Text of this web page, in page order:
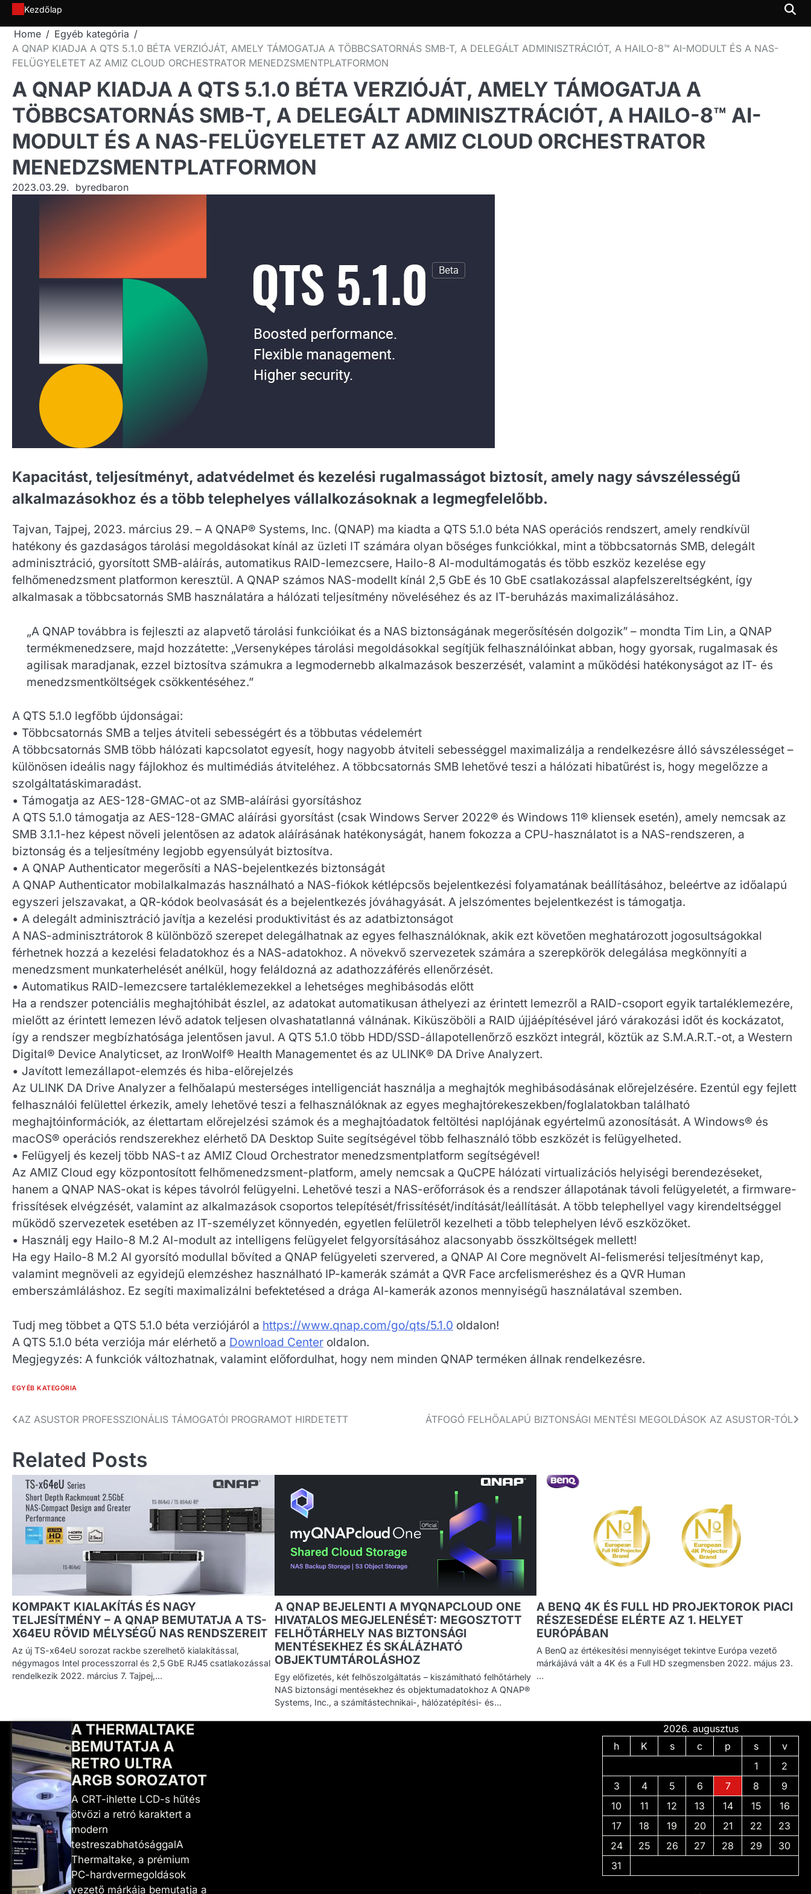
Skip
content
Kezdőlap
Home
Egyéb kategória
A QNAP KIADJA A QTS 5.1.0 BÉTA VERZIÓJÁT, AMELY TÁMOGATJA A TÖBBCSATORNÁS SMB-T, A DELEGÁLT ADMINISZTRÁCIÓT, A HAILO-8™ AI-MODULT ÉS A NAS-
FELÜGYELETET AZ AMIZ CLOUD ORCHESTRATOR MENEDZSMENTPLATFORMON
A QNAP KIADJA A QTS 5.1.0 BÉTA VERZIÓJÁT, AMELY TÁMOGATJA A
TÖBBCSATORNÁS SMB-T, A DELEGÁLT ADMINISZTRÁCIÓT, A HAILO-8™ AI-
MODULT ÉS A NAS-FELÜGYELETET AZ AMIZ CLOUD ORCHESTRATOR
MENEDZSMENTPLATFORMON
2023.03.29. byredbaron
Kapacitást, teljesítményt, adatvédelmet és kezelési rugalmasságot biztosít, amely nagy sávszélességű
alkalmazásokhoz és a több telephelyes vállalkozásoknak a legmegfelelőbb.
Tajvan, Tajpej, 2023. március 29. – A QNAP® Systems, Inc. (QNAP) ma kiadta a QTS 5.1.0 béta NAS operációs rendszert, amely rendkívül
hatékony és gazdaságos tárolási megoldásokat kínál az üzleti IT számára olyan bőséges funkciókkal, mint a többcsatornás SMB, delegált
adminisztráció, gyorsított SMB-aláírás, automatikus RAID-lemezcsere, Hailo-8 AI-modultámogatás és több eszköz kezelése egy
felhőmenedzsment platformon keresztül. A QNAP számos NAS-modellt kínál 2,5 GbE és 10 GbE csatlakozással alapfelszereltségként, így
alkalmasak a többcsatornás SMB használatára a hálózati teljesítmény növeléséhez és az IT-beruházás maximalizálásához.
„A QNAP továbbra is fejleszti az alapvető tárolási funkcióikat és a NAS biztonságának megerősítésén dolgozik” – mondta Tim Lin, a QNAP
termékmenedzsere, majd hozzátette: „Versenyképes tárolási megoldásokkal segítjük felhasználóinkat abban, hogy gyorsak, rugalmasak és
agilisak maradjanak, ezzel biztosítva számukra a legmodernebb alkalmazások beszerzését, valamint a működési hatékonyságot az IT- és
menedzsmentköltségek csökkentéséhez.”
A QTS 5.1.0 legfőbb újdonságai:
• Többcsatornás SMB a teljes átviteli sebességért és a többutas védelemért
A többcsatornás SMB több hálózati kapcsolatot egyesít, hogy nagyobb átviteli sebességgel maximalizálja a rendelkezésre álló sávszélességet –
különösen ideális nagy fájlokhoz és multimédiás átviteléhez. A többcsatornás SMB lehetővé teszi a hálózati hibatűrést is, hogy megelőzze a
szolgáltatáskimaradást.
• Támogatja az AES-128-GMAC-ot az SMB-aláírási gyorsításhoz
A QTS 5.1.0 támogatja az AES-128-GMAC aláírási gyorsítást (csak Windows Server 2022® és Windows 11® kliensek esetén), amely nemcsak az
SMB 3.1.1-hez képest növeli jelentősen az adatok aláírásának hatékonyságát, hanem fokozza a CPU-használatot is a NAS-rendszeren, a
biztonság és a teljesítmény legjobb egyensúlyát biztosítva.
• A QNAP Authenticator megerősíti a NAS-bejelentkezés biztonságát
A QNAP Authenticator mobilalkalmazás használható a NAS-fiókok kétlépcsős bejelentkezési folyamatának beállításához, beleértve az időalapú
egyszeri jelszavakat, a QR-kódok beolvasását és a bejelentkezés jóváhagyását. A jelszómentes bejelentkezést is támogatja.
• A delegált adminisztráció javítja a kezelési produktivitást és az adatbiztonságot
A NAS-adminisztrátorok 8 különböző szerepet delegálhatnak az egyes felhasználóknak, akik ezt követően meghatározott jogosultságokkal
férhetnek hozzá a kezelési feladatokhoz és a NAS-adatokhoz. A növekvő szervezetek számára a szerepkörök delegálása megkönnyíti a
menedzsment munkaterhelését anélkül, hogy feláldozná az adathozzáférés ellenőrzését.
• Automatikus RAID-lemezcsere tartaléklemezekkel a lehetséges meghibásodás előtt
Ha a rendszer potenciális meghajtóhibát észlel, az adatokat automatikusan áthelyezi az érintett lemezről a RAID-csoport egyik tartaléklemezére,
mielőtt az érintett lemezen lévő adatok teljesen olvashatatlanná válnának. Kiküszöböli a RAID újjáépítésével járó várakozási időt és kockázatot,
így a rendszer megbízhatósága jelentősen javul. A QTS 5.1.0 több HDD/SSD-állapotellenőrző eszközt integrál, köztük az S.M.A.R.T.-ot, a Western
Digital® Device Analyticset, az IronWolf® Health Managementet és az ULINK® DA Drive Analyzert.
• Javított lemezállapot-elemzés és hiba-előrejelzés
Az ULINK DA Drive Analyzer a felhőalapú mesterséges intelligenciát használja a meghajtók meghibásodásának előrejelzésére. Ezentúl egy fejlett
felhasználói felülettel érkezik, amely lehetővé teszi a felhasználóknak az egyes meghajtórekeszekben/foglalatokban található
meghajtóinformációk, az élettartam előrejelzési számok és a meghajtóadatok feltöltési naplójának egyértelmű azonosítását. A Windows® és
macOS® operációs rendszerekhez elérhető DA Desktop Suite segítségével több felhasználó több eszközét is felügyelheted.
• Felügyelj és kezelj több NAS-t az AMIZ Cloud Orchestrator menedzsmentplatform segítségével!
Az AMIZ Cloud egy központosított felhőmenedzsment-platform, amely nemcsak a QuCPE hálózati virtualizációs helyiségi berendezéseket,
hanem a QNAP NAS-okat is képes távolról felügyelni. Lehetővé teszi a NAS-erőforrások és a rendszer állapotának távoli felügyeletét, a firmware-
frissítések elvégzését, valamint az alkalmazások csoportos telepítését/frissítését/indítását/leállítását. A több telephellyel vagy kirendeltséggel
működő szervezetek esetében az IT-személyzet könnyedén, egyetlen felületről kezelheti a több telephelyen lévő eszközöket.
• Használj egy Hailo-8 M.2 AI-modult az intelligens felügyelet felgyorsításához alacsonyabb összköltségek mellett!
Ha egy Hailo-8 M.2 AI gyorsító modullal bővíted a QNAP felügyeleti szervered, a QNAP AI Core megnövelt AI-felismerési teljesítményt kap,
valamint megnöveli az egyidejű elemzéshez használható IP-kamerák számát a QVR Face arcfelismeréshez és a QVR Human
emberszámláláshoz. Ez segíti maximalizálni befektetésed a drága AI-kamerák azonos mennyiségű használatával szemben.
Tudj meg többet a QTS 5.1.0 béta verziójáról a https://www.qnap.com/go/qts/5.1.0 oldalon!
A QTS 5.1.0 béta verziója már elérhető a Download Center oldalon.
Megjegyzés: A funkciók változhatnak, valamint előfordulhat, hogy nem minden QNAP terméken állnak rendelkezésre.
EGYÉB KATEGÓRIA
Bejegyzés
AZ ASUSTOR PROFESSZIONÁLIS TÁMOGATÓI PROGRAMOT HIRDETETT ÁTFOGÓ FELHŐALAPÚ BIZTONSÁGI MENTÉSI MEGOLDÁSOK AZ ASUSTOR-TÓL
Related Posts
KOMPAKT KIALAKÍTÁS ÉS NAGY
TELJESÍTMÉNY – A QNAP BEMUTATJA A TS-
X64EU RÖVID MÉLYSÉGŰ NAS RENDSZEREIT
Az új TS-x64eU sorozat rackbe szerelhető kialakítással,
négymagos Intel processzorral és 2,5 GbE RJ45 csatlakozással
rendelkezik 2022. március 7. Tajpej,…
A QNAP BEJELENTI A MYQNAPCLOUD ONE
HIVATALOS MEGJELENÉSÉT: MEGOSZTOTT
FELHŐTÁRHELY NAS BIZTONSÁGI
MENTÉSEKHEZ ÉS SKÁLÁZHATÓ
OBJEKTUMTÁROLÁSHOZ
Egy előfizetés, két felhőszolgáltatás – kiszámítható felhőtárhely
NAS biztonsági mentésekhez és objektumadatokhoz A QNAP®
Systems, Inc., a számítástechnikai-, hálózatépítési- és…
A BENQ 4K ÉS FULL HD PROJEKTOROK PIACI
RÉSZESEDÉSE ELÉRTE AZ 1. HELYET
EURÓPÁBAN
A BenQ az értékesítési mennyiséget tekintve Európa vezető
márkájává vált a 4K és a Full HD szegmensben 2022. május 23.
…
A THERMALTAKE
BEMUTATJA A
RETRO ULTRA
ARGB SOROZATOT
A CRT-ihlette LCD-s hűtés
ötvözi a retró karaktert a
modern
testreszabhatósággalA
Thermaltake, a prémium
PC-hardvermegoldások
vezető márkája bemutatja a
2026. augusztus
h
K s c p s
v
1
2
3
4 5 6 7 8
9
10
11 12 13 14 15
16
17
18 19 20 21 22
23
24
25 26 27 28 29
30
31